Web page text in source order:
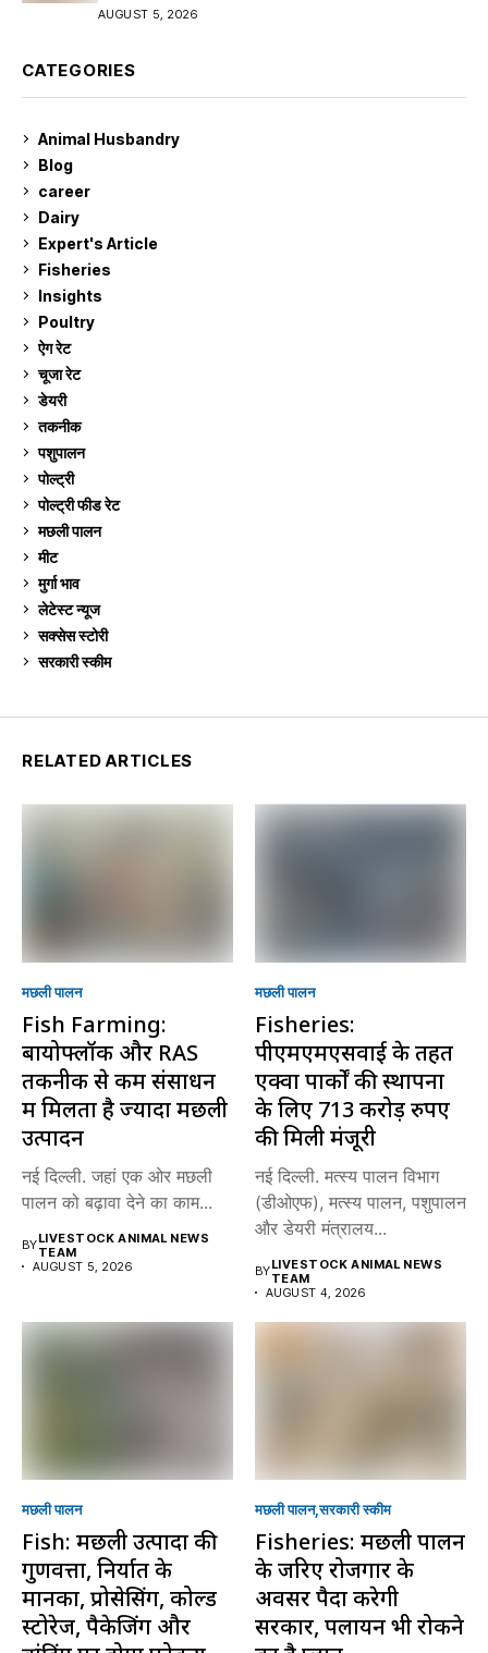
AUGUST 5, 2026
CATEGORIES
Animal Husbandry
Blog
career
Dairy
Expert's Article
Fisheries
Insights
Poultry
ऐग रेट
चूजा रेट
डेयरी
तकनीक
पशुपालन
पोल्ट्री
पोल्ट्री फीड रेट
मछली पालन
मीट
मुर्गा भाव
लेटेस्ट न्यूज
सक्सेस स्टो‍री
सरकारी स्की‍म
RELATED ARTICLES
मछली पालन
Fish Farming:
बायोफ्लॉक और RAS
तकनीक से कम संसाधन
में मिलता है ज्यादा मछली
उत्पादन
नई दिल्ली. जहां एक ओर मछली
पालन को बढ़ावा देने का काम...
BYLIVESTOCK ANIMAL NEWS
TEAM
AUGUST 5, 2026
मछली पालन
Fisheries:
पीएमएमएसवाई के तहत
एक्वा पार्कों की स्थापना
के लिए 713 करोड़ रुपए
की मिली मंजूरी
नई दिल्ली. मत्स्य पालन विभाग
(डीओएफ), मत्स्य पालन, पशुपालन
और डेयरी मंत्रालय...
BYLIVESTOCK ANIMAL NEWS
TEAM
AUGUST 4, 2026
मछली पालन
Fish: मछली उत्पादों की
गुणवत्ता, निर्यात के
मानकों, प्रोसेसिंग, कोल्ड
स्टोरेज, पैकेजिंग और
मछली पालन सरकारी स्की‍म
Fisheries: मछली पालन
के जरिए रोजगार के
अवसर पैदा करेगी
सरकार, पलायन भी रोकने